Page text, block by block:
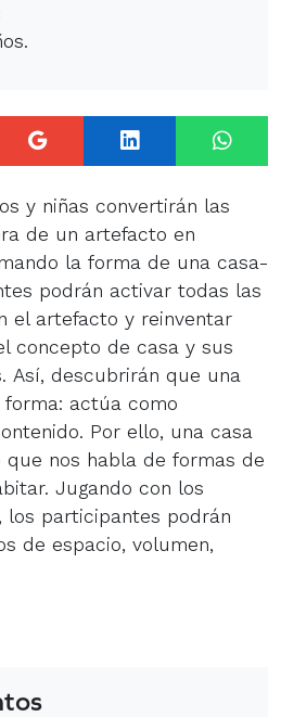
Google+ LinkedIn
y niñas convertirán las
de un artefacto en
la forma de una casa-
podrán activar todas las
el artefacto y reinventar
concepto de casa y sus
Así, descubrirán que una
actúa como
Por ello, una casa
nos habla de formas de
Jugando con los
los participantes podrán
de espacio, volumen,